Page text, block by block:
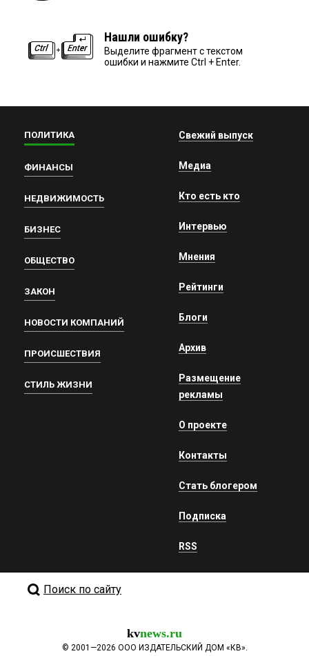
Нашли ошибку?
Выделите фрагмент с текстом
ошибки и нажмите Ctrl + Enter.
ПОЛИТИКА
ФИНАНСЫ
НЕДВИЖИМОСТЬ
БИЗНЕС
ОБЩЕСТВО
ЗАКОН
НОВОСТИ КОМПАНИЙ
ПРОИСШЕСТВИЯ
СТИЛЬ ЖИЗНИ
Свежий выпуск
Медиа
Кто есть кто
Интервью
Мнения
Рейтинги
Блоги
Архив
Размещение
рекламы
О проекте
Контакты
Стать блогером
Подписка
RSS
Поиск по сайту
kvnews.ru
© 2001—2026 ООО ИЗДАТЕЛЬСКИЙ ДОМ «КВ».